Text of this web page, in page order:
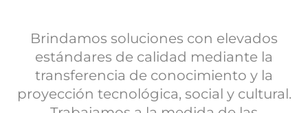
Brindamos soluciones con elevados
estándares de calidad mediante la
transferencia de conocimiento y la
proyección tecnológica, social y cultural.